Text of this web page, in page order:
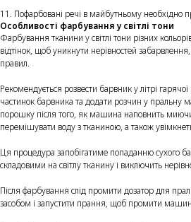
11. Пофарбовані речі в майбутньому необхідно
Особливості фарбування у світлі тони
Фарбування тканини у світлі тони різних
відтінок, щоб уникнути нерівностей
правил.
Рекомендується розвести барвник у літрі
частинок барвника та додати розчин у пральну
порошку після того, як машина наповнить
перемішувати воду з тканиною, а також
Ця процедура запобігатиме попаданню сухого
складовими на світлу тканину і виключить
Після фарбування слід промити дозатор для
засобом і запустити прання, щоб промити